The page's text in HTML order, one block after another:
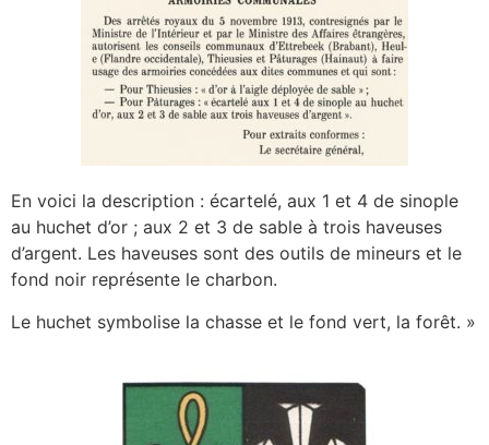
En voici la description : écartelé, aux 1 et 4 de sinople
au huchet d’or ; aux 2 et 3 de sable à trois haveuses
d’argent. Les haveuses sont des outils de mineurs et le
fond noir représente le charbon.
Le huchet symbolise la chasse et le fond vert, la forêt. »